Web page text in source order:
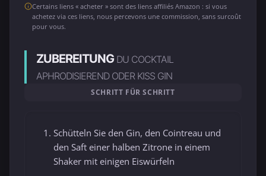
Certains liens « acheter » sont des liens affiliés Amazon : si vous
achetez via ces liens, nous percevons une commission, sans surcoût
pour vous.
ZUBEREITUNG DU COCKTAIL
APHRODISIEREND ODER KISS GIN
SCHRITT FÜR SCHRITT
Schütteln Sie den Gin, den Cointreau und
den Saft einer halben Zitrone in einem
Shaker mit einigen Eiswürfeln